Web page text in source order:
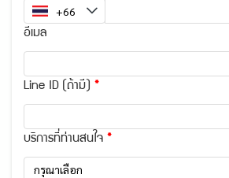
อีเมล
Line ID (ถ้ามี)
บริการที่ท่านสนใจ
กรุณาเลือก